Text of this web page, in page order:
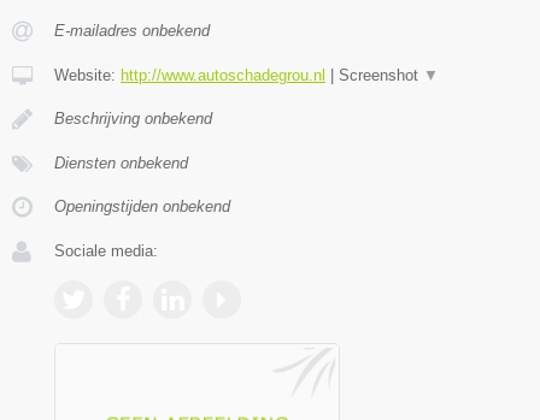
E-mailadres onbekend
Website: http://www.autoschadegrou.nl Screenshot ▼
Beschrijving onbekend
Diensten onbekend
Openingstijden onbekend
Sociale media: